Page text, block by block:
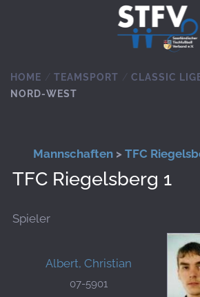
Zum Hauptinhalt springen
HOME TEAMSPORT CLASSIC
NORD-WEST
Mannschaften > TFC
TFC Riegelsberg 1
Spieler
Albert, Christian
07-5901